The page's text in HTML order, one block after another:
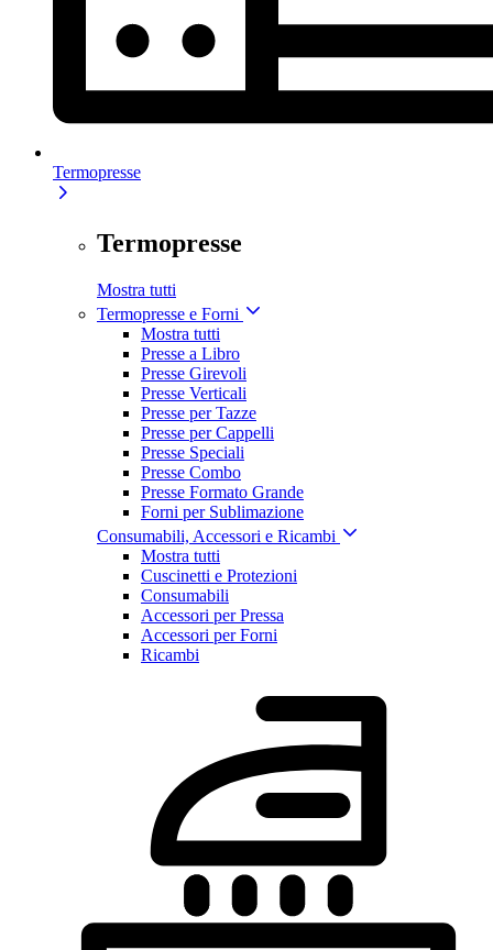
Termopresse
Termopresse
Mostra tutti
Termopresse e Forni
Mostra tutti
Presse a Libro
Presse Girevoli
Presse Verticali
Presse per Tazze
Presse per Cappelli
Presse Speciali
Presse Combo
Presse Formato Grande
Forni per Sublimazione
Consumabili, Accessori e Ricambi
Mostra tutti
Cuscinetti e Protezioni
Consumabili
Accessori per Pressa
Accessori per Forni
Ricambi